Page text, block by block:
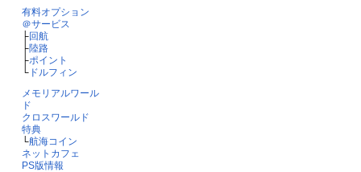
有料オプション
＠サービス
├回航
├陸路
├ポイント
└ドルフィン
メモリアルワール
ド
クロスワールド
特典
└航海コイン
ネットカフェ
PS版情報